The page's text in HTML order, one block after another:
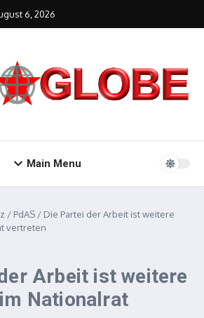
6, 2026
Main Menu
/ PdAS / Die Partei der Arbeit ist weitere
vertreten
Arbeit ist weitere
Nationalrat